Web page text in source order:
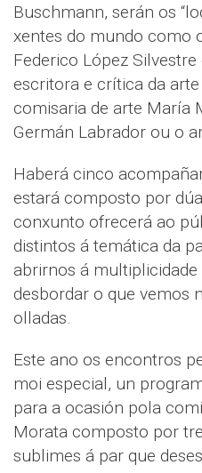
Buschmann, serán os
xentes do mundo como
Federico López
escritora e crítica da
comisaria de arte María
Germán Labrador ou o
Haberá cinco
estará composto por
conxunto ofrecerá ao
distintos á temática da
abrirnos á multiplicidade
desbordar o que vemos
olladas.
Este ano os encontros
moi especial, un
para a ocasión pola
Morata composto por
sublimes á par que